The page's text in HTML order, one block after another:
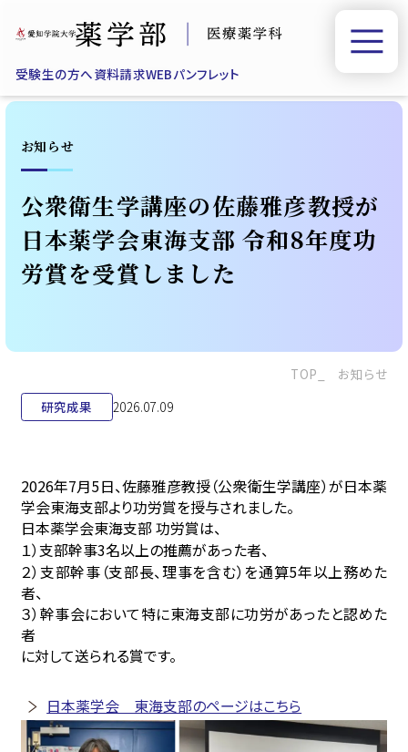
受験生の方へ資料請求WEBパンフレット
お知らせ
公衆衛生学講座の佐藤雅彦教授が
日本薬学会東海支部 令和8年度功
労賞を受賞しました
TOP
お知らせ
研究成果
2026.07.09
2026年7月5日、佐藤雅彦教授（公衆衛生学講座）が日本薬
学会東海支部より功労賞を授与されました。
日本薬学会東海支部 功労賞は、
１）支部幹事3名以上の推薦があった者、
２）支部幹事（支部長、理事を含む）を通算5年以上務めた
者、
３）幹事会において特に東海支部に功労があったと認めた
者
に対して送られる賞です。
日本薬学会 東海支部のページはこちら